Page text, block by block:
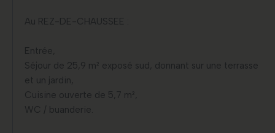
Au REZ-DE-CHAUSSEE :
Entrée,
Séjour de 25,9 m² exposé sud, donnant sur une terrasse
et un jardin,
Cuisine ouverte de 5,7 m²,
WC / buanderie.